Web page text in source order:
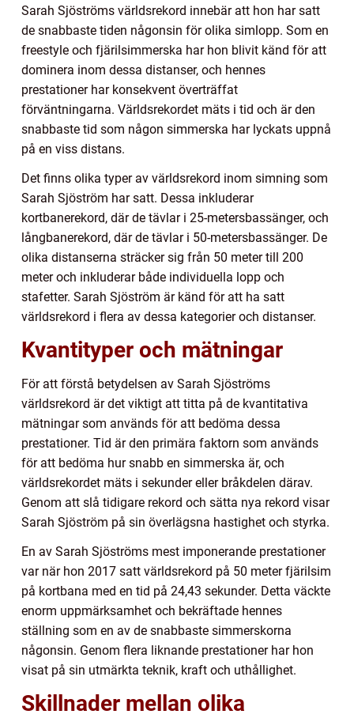
Sarah Sjöströms världsrekord innebär att hon har satt
de snabbaste tiden någonsin för olika simlopp. Som en
freestyle och fjärilsimmerska har hon blivit känd för att
dominera inom dessa distanser, och hennes
prestationer har konsekvent överträffat
förväntningarna. Världsrekordet mäts i tid och är den
snabbaste tid som någon simmerska har lyckats uppnå
på en viss distans.
Det finns olika typer av världsrekord inom simning som
Sarah Sjöström har satt. Dessa inkluderar
kortbanerekord, där de tävlar i 25-metersbassänger, och
långbanerekord, där de tävlar i 50-metersbassänger. De
olika distanserna sträcker sig från 50 meter till 200
meter och inkluderar både individuella lopp och
stafetter. Sarah Sjöström är känd för att ha satt
världsrekord i flera av dessa kategorier och distanser.
Kvantityper och mätningar
För att förstå betydelsen av Sarah Sjöströms
världsrekord är det viktigt att titta på de kvantitativa
mätningar som används för att bedöma dessa
prestationer. Tid är den primära faktorn som används
för att bedöma hur snabb en simmerska är, och
världsrekordet mäts i sekunder eller bråkdelen därav.
Genom att slå tidigare rekord och sätta nya rekord visar
Sarah Sjöström på sin överlägsna hastighet och styrka.
En av Sarah Sjöströms mest imponerande prestationer
var när hon 2017 satt världsrekord på 50 meter fjärilsim
på kortbana med en tid på 24,43 sekunder. Detta väckte
enorm uppmärksamhet och bekräftade hennes
ställning som en av de snabbaste simmerskorna
någonsin. Genom flera liknande prestationer har hon
visat på sin utmärkta teknik, kraft och uthållighet.
Skillnader mellan olika